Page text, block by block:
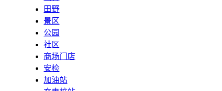
田野
景区
公园
社区
商场门店
安检
加油站